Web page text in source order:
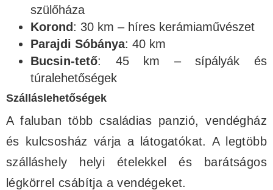
szülőháza
Korond : 30 km – híres kerámiaművészet
Parajdi Sóbánya: 40 km
Bucsin-tető: 45 km – sípályák és
túralehetőségek
Szálláslehetőségek
A faluban több családias panzió, vendégház
és kulcsosház várja a látogatókat. A legtöbb
szálláshely helyi ételekkel és barátságos
légkörrel csábítja a vendégeket.